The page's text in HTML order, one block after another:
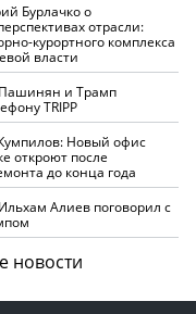
Бурлачко о
отрасли:
курортного комплекса
власти
и Трамп
TRIPP
Новый офис
откроют после
до конца года
Алиев поговорил с
новости